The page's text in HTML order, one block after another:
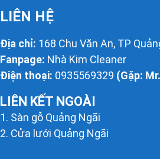
LIÊN HỆ
Địa chỉ: 168 Chu Văn An, TP
Fanpage: Nhà Kim Cleaner
Điện thoại: 0935569329 (Gặp:
LIÊN KẾT NGOÀI
1. Sàn gỗ Quảng Ngãi
2. Cửa lưới Quảng Ngãi